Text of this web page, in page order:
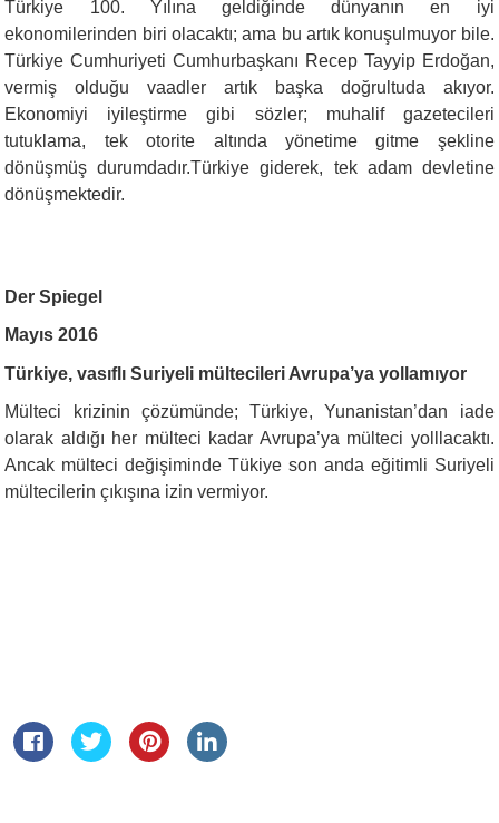
Türkiye 100. Yılına geldiğinde dünyanın en iyi
ekonomilerinden biri olacaktı; ama bu artık konuşulmuyor bile.
Türkiye Cumhuriyeti Cumhurbaşkanı Recep Tayyip Erdoğan,
vermiş olduğu vaadler artık başka doğrultuda akıyor.
Ekonomiyi iyileştirme gibi sözler; muhalif gazetecileri
tutuklama, tek otorite altında yönetime gitme şekline
dönüşmüş durumdadır.Türkiye giderek, tek adam devletine
dönüşmektedir.
Der Spiegel
Mayıs 2016
Türkiye, vasıflı Suriyeli mültecileri Avrupa’ya yollamıyor
Mülteci krizinin çözümünde; Türkiye, Yunanistan’dan iade
olarak aldığı her mülteci kadar Avrupa’ya mülteci yolllacaktı.
Ancak mülteci değişiminde Tükiye son anda eğitimli Suriyeli
mültecilerin çıkışına izin vermiyor.